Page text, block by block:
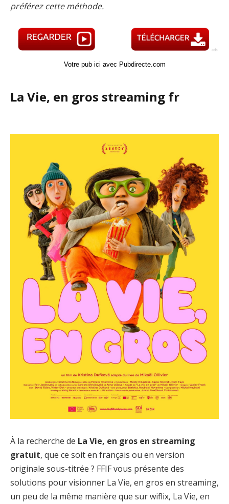
préférez cette méthode.
Votre pub ici avec Pubdirecte.com
La Vie, en gros streaming fr
À la recherche de La Vie, en gros en streaming
gratuit, que ce soit en français ou en version
originale sous-titrée ? FFIF vous présente des
solutions pour visionner La Vie, en gros en streaming,
un peu de la même manière que sur wiflix, La Vie, en